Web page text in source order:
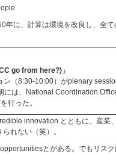
年に、計算は環境を改良し、全
go from here?)」
（8:30-10:00）がplenary
には、National Coordination
行った。
innovation とともに、産業
れない（笑）。
とがある。でもリス